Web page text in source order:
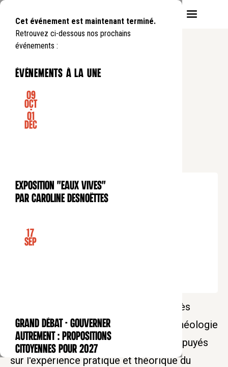
Cet événement est maintenant terminé.
Retrouvez ci-dessous nos prochains
événements :
événements à la une
EXPOSITION
09
Oct
-
01
Déc
Exposition "Eaux Vives"
par Caroline Desnoëttes
CONFÉRENCE
17
Sep
GRAND DÉBAT - Gouverner
autrement : propositions
citoyennes pour 2027
CONFÉRENCE
DuVendredi7
.
03 auSamedi08
.
03de9:00
Tarif plein : 30€
Tarif plein deux jours : 60€
Le Collège des Bernardins et le Congrès
Mission vous convient au Colloque "Théologie
de la mission" les 7 et 8 mars 2025. Appuyés
sur l'expérience pratique et théorique du